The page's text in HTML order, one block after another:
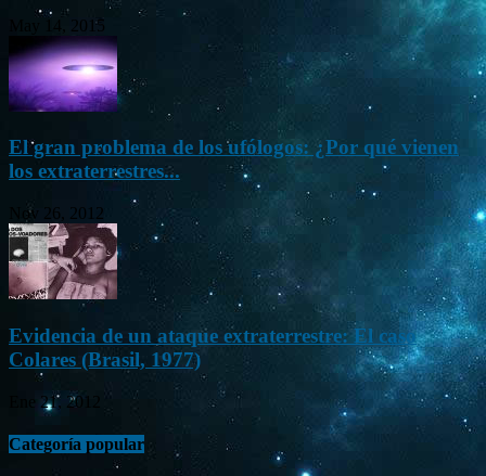
May 14, 2015
El gran problema de los ufólogos: ¿Por qué vienen
los extraterrestres...
Nov 26, 2012
Evidencia de un ataque extraterrestre: El caso
Colares (Brasil, 1977)
Ene 21, 2012
Categoría popular